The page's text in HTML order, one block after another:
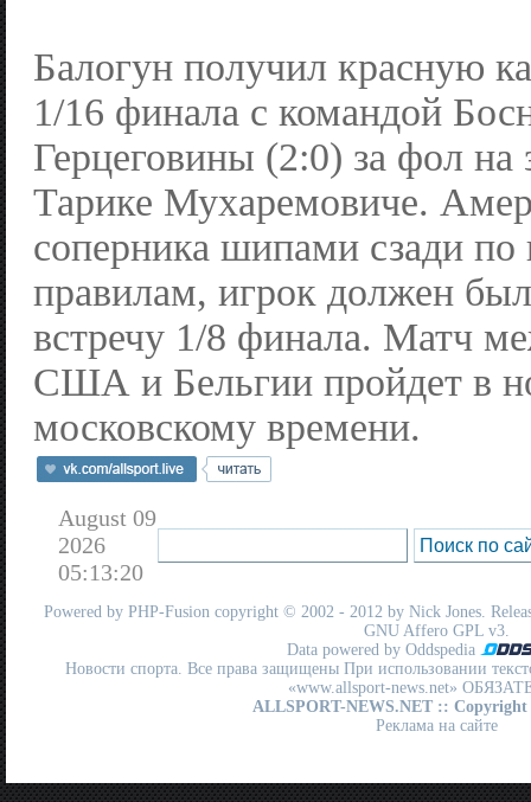
Балогун получил красную
1/16 финала с командой
Герцеговины (2:0) за фол на
Тарике Мухаремовиче.
соперника шипами сзади по
правилам, игрок должен
встречу 1/8 финала. Матч
США и Бельгии пройдет в
московскому времени.
August 09
2026
05:13:20
Powered by PHP-Fusion copyright © 2002 - 2012 by Nick Jones.
GNU Affero GPL v3.
Data powered by Oddspedia
Новости спорта. Все права защищены При использовании
«www.allsport-news.net»
ALLSPORT-NEWS.NET :: Copyright
Реклама на сайте